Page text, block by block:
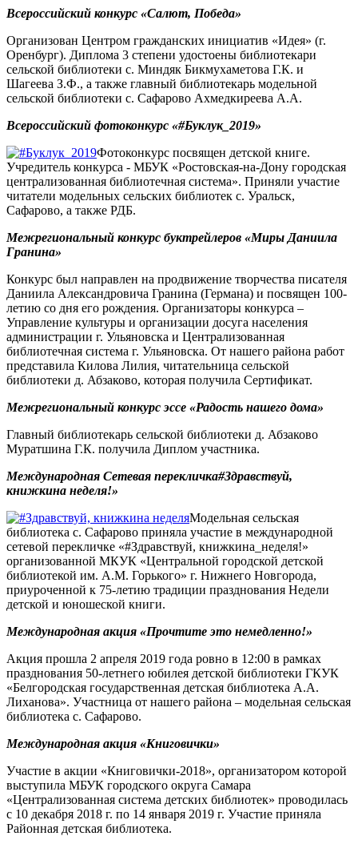
Всероссийский конкурс «Салют, Победа»
Организован Центром гражданских инициатив «Идея» (г.
Оренбург). Диплома 3 степени удостоены библиотекари
сельской библиотеки с. Миндяк Бикмухаметова Г.К. и
Шагеева З.Ф., а также главный библиотекарь модельной
сельской библиотеки с. Сафарово Ахмедкиреева А.А.
Всероссийский фотоконкурс «#Буклук_2019»
Фотоконкурс посвящен детской книге.
Учредитель конкурса - МБУК «Ростовская-на-Дону городская
централизованная библиотечная система». Приняли участие
читатели модельных сельских библиотек с. Уральск,
Сафарово, а также РДБ.
Межрегиональный конкурс буктрейлеров «Миры Даниила
Гранина»
Конкурс был направлен на продвижение творчества писателя
Даниила Александровича Гранина (Германа) и посвящен 100-
летию со дня его рождения. Организаторы конкурса –
Управление культуры и организации досуга населения
администрации г. Ульяновска и Централизованная
библиотечная система г. Ульяновска. От нашего района работ
представила Килова Лилия, читательница сельской
библиотеки д. Абзаково, которая получила Сертификат.
Межрегиональный конкурс эссе «Радость нашего дома»
Главный библиотекарь сельской библиотеки д. Абзаково
Муратшина Г.К. получила Диплом участника.
Международная Сетевая перекличка#Здравствуй,
книжкина неделя!»
Модельная сельская
библиотека с. Сафарово приняла участие в международной
сетевой перекличке «#Здравствуй, книжкина_неделя!»
организованной МКУК «Центральной городской детской
библиотекой им. А.М. Горького» г. Нижнего Новгорода,
приуроченной к 75-летию традиции празднования Недели
детской и юношеской книги.
Международная акция «Прочтите это немедленно!»
Акция прошла 2 апреля 2019 года ровно в 12:00 в рамках
празднования 50-летнего юбилея детской библиотеки ГКУК
«Белгородская государственная детская библиотека А.А.
Лиханова». Участница от нашего района – модельная сельская
библиотека с. Сафарово.
Международная акция «Книговички»
Участие в акции «Книговички-2018», организатором которой
выступила МБУК городского округа Самара
«Централизованная система детских библиотек» проводилась
с 10 декабря 2018 г. по 14 января 2019 г. Участие приняла
Районная детская библиотека.